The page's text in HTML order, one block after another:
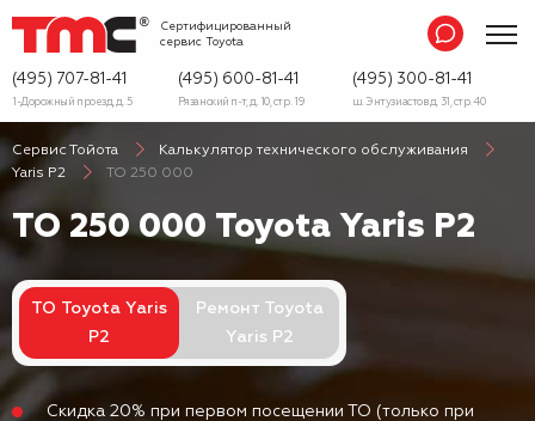
Сертифицированный
сервис Toyota
(495) 707-81-41
1-Дорожный проезд, д. 5
(495) 600-81-41
Рязанский п-т, д. 10, стр. 19
(495) 300-81-41
ш. Энтузиастов д. 31, стр. 40
Сервис Тойота
Калькулятор технического обслуживания
Yaris P2
ТО 250 000
ТО 250 000 Toyota Yaris P2
ТО Toyota Yaris
P2
Ремонт Toyota
Yaris P2
Скидка 20% при первом посещении ТО (только при